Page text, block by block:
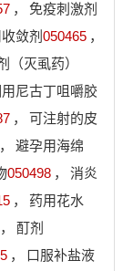
，
免疫刺激剂
敛剂 050465 ，
（灭虱药）
尼古丁咀嚼胶
，
可注射的皮
，
避孕用海绵
050498 ，
消炎
，
药用花水
，
酊剂
，
口服补盐液